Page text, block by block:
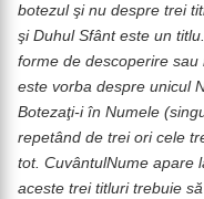
botezul şi nu despre trei
şi Duhul Sfânt este un
forme de descoperire sau
este vorba despre unicul
Botezaţi-i în Numele
repetând de trei ori cele
tot. CuvântulNume apare
aceste trei titluri trebuie